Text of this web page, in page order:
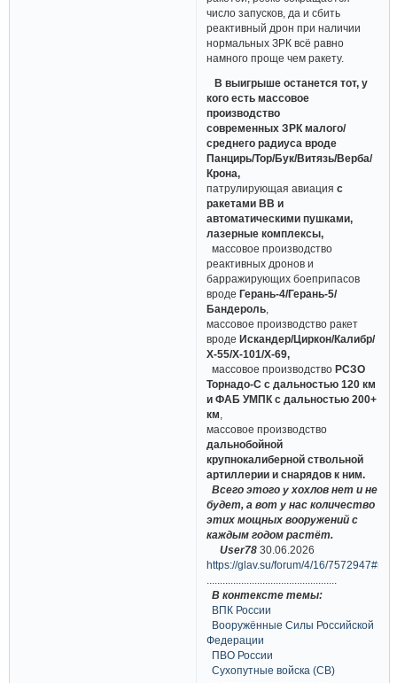
число запусков, да и сбить
реактивный дрон при наличии
нормальных ЗРК всё равно
намного проще чем ракету.
В выигрыше останется тот, у
кого есть массовое
производство
современных ЗРК малого/
среднего радиуса вроде
Панцирь/Тор/Бук/Витязь/Верба/
Крона,
патрулирующая авиацияс
ракетами ВВ и
автоматическими пушками,
лазерные комплексы,
массовое производство
реактивных дронов и
барражирующих боеприпасов
вроде Герань-4/Герань-5/
Бандероль
массовое производство ракет
вроде Искандер/Циркон/Калибр/
Х-55/Х-101/Х-69,
массовое производство РСЗО
Торнадо-С с дальностью 120 км
и ФАБ УМПК с дальностью 200+
км
массовое производство
дальнобойной
крупнокалиберной ствольной
артиллерии и снарядов к ним.
Всего этого у хохлов нет и не
будет, а вот у нас количество
этих мощных вооружений с
каждым годом растёт.
User7830.06.2026
https://glav.su/forum/4/16/
В контексте темы:
ВПК России
Вооружённые Силы Российской
Федерации
ПВО России
Сухопутные войска (СВ)